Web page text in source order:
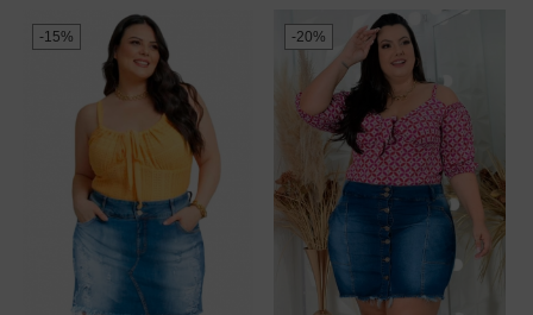
-15% -20%